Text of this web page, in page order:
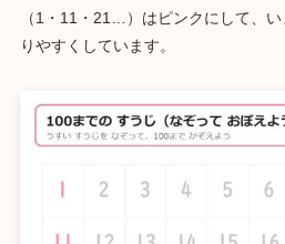
（1・11・21…）はピンクにして、
りやすくしています。